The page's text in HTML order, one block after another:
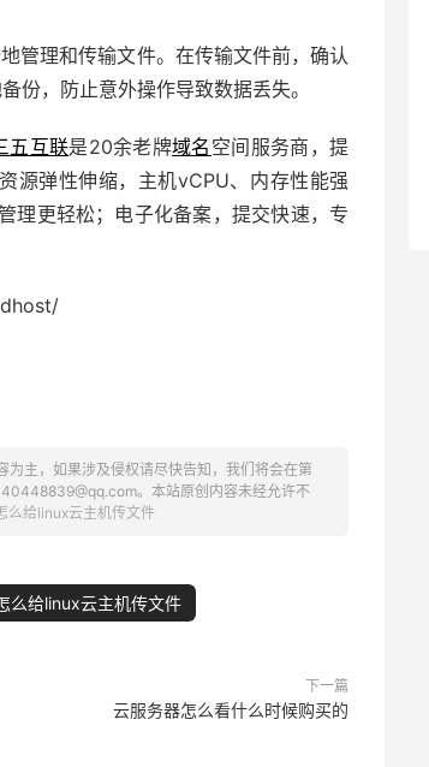
管理和传输文件。在传输文件前，确认
份，防止意外操作导致数据丢失。
五互联是20余老牌域名 空间服务商，提
资源弹性伸缩，主机vCPU、内存性能强
理更轻松；电子化备案，提交快速，专
主，如果涉及侵权请尽快告知，我们将会在第
。本站原创内容未经允许不
么给linux云主机传文件
么给linux云主机传文件
下一篇
云服务器怎么看什么时候购买的